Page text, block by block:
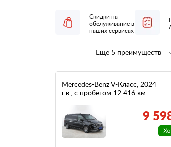
Скидки на
обслуживание в
наших сервисах
Полная
не участвовал
низкий
Еще 5 преимуществ
Mercedes-Benz V-Класс, 2024
г.в., с пробегом 12 416 км
9